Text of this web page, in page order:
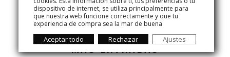
MÁS ENTRADAS
dispositivo de internet, se utiliza principalmente para
que nuestra web funcione correctamente y que tu
experiencia de compra sea la mar de buena
Aceptar todo Rechazar Ajustes